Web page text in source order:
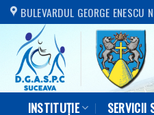
Skip
content
BULEVARDUL GEORGE ENESCU
INSTITUȚIE SERVICII